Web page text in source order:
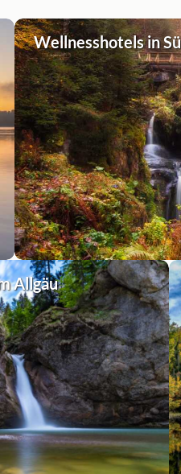
Wellnesshotels in
Allgäu